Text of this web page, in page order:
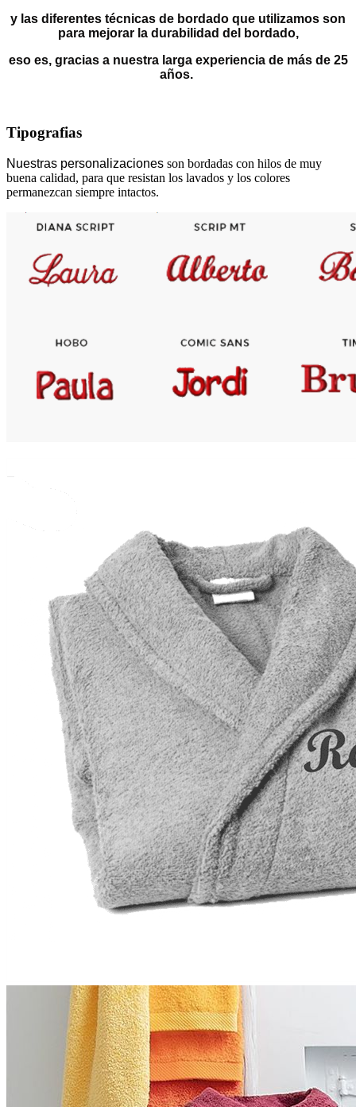
y las diferentes técnicas de bordado que utilizamos son
para mejorar la durabilidad del bordado,
eso es, gracias a nuestra larga experiencia de más de 25
años.
Tipografias
Nuestras personalizaciones son bordadas con hilos de muy
buena calidad, para que resistan los lavados y los colores
permanezcan siempre intactos.